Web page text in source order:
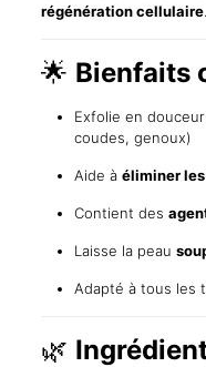
régénération cellulaire.
🌟 Bienfaits
Exfolie en
coudes, genoux)
Aide à éliminer
Contient des
Laisse la peau
Adapté à tous les
🌿